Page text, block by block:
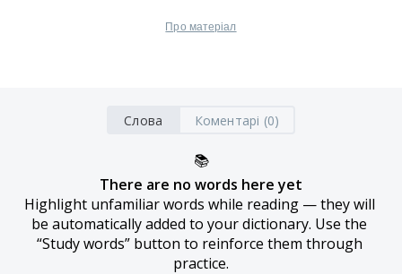
Про матеріал
Слова Коментарі (0)
📚
There are no words here yet
Highlight unfamiliar words while reading — they will
be automatically added to your dictionary. Use the
“Study words” button to reinforce them through
practice.